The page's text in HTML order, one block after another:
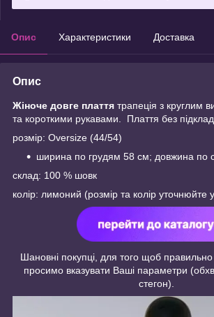
Опис Характеристики Доставка
Опис
Жіноче довге плаття трапеція з круглим
та короткими рукавами. Плаття без
розмір: Oversize (44/54)
ширина по грудям 58 см; довжина по
склад: 100 % шовк
колір: лимоний (розмір та колір
Шановні покупці, для того щоб правильно
просимо вказувати Ваші параметри
стегон).